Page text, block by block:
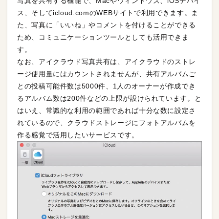
ス、そしてicloud.comのWEBサイトで利用できます。ま
た、写真に「いいね」やコメントを付けることができる
ため、コミュニケーションツールとしても活用できま
す。
なお、アイクラウド写真共有は、アイクラウドのストレ
ージ使用量にはカウントされませんが、共有アルバムご
との投稿可能件数は5000件、1人のオーナーが作成でき
るアルバム数は200件などの上限が設けられています。と
はいえ、常識的な利用の範囲であれば十分な数に設定さ
れているので、クラウドストレージにフォトアルバムを
作る感覚で活用したいサービスです。